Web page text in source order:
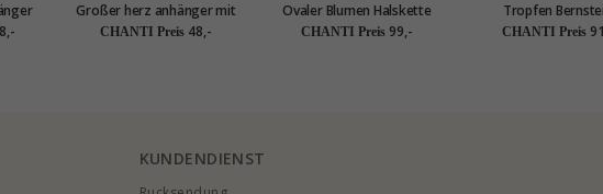
Großer herz anhänger mit
halskette aus silber
CHANTI Preis 48,-
Ovaler Blumen Halskette
aus Silber und Medaillon
CHANTI Preis 99,-
Tropfen
Anhänger aus
CHANTI Preis
KUNDENDIENST